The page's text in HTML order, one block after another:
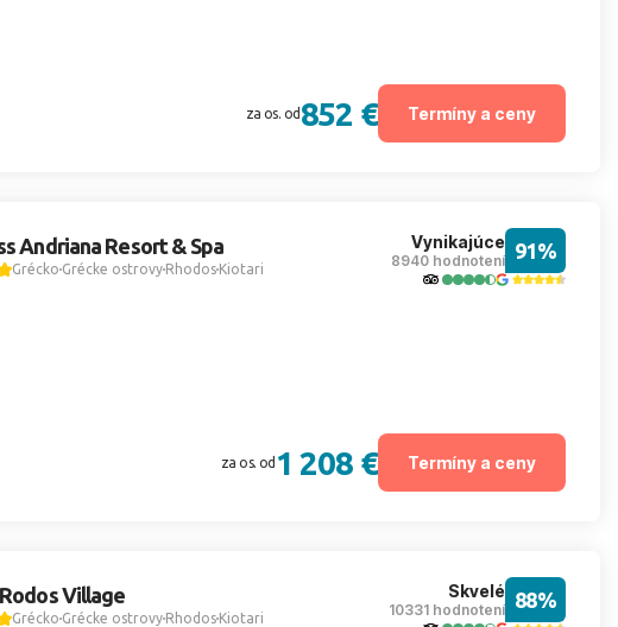
za os. od 852 € Termíny a ceny
Andriana Resort & Spa
GréckoGrécke ostrovyRhodosKiotari
Vynikajúce
8940 hodnotení 91%
za os. od 1 208 € Termíny a ceny
Village
GréckoGrécke ostrovyRhodosKiotari
Skvelé
10331 hodnotení 88%